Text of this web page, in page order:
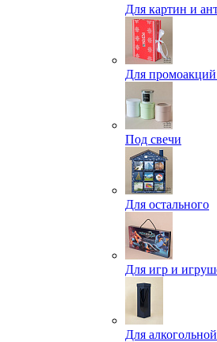
Для картин и
Для
Под свечи
Для остального
Для игр и
Для